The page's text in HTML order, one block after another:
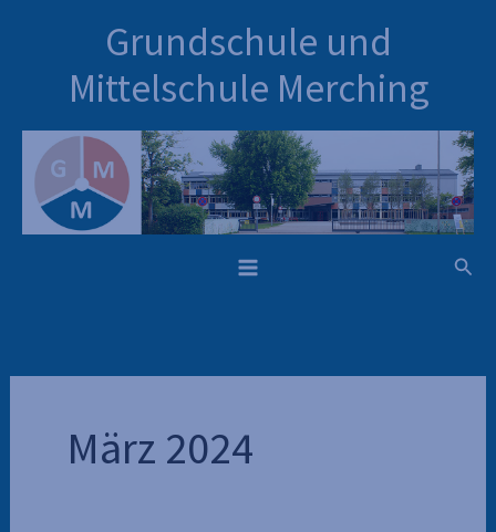
Grundschule und
Mittelschule Merching
März 2024